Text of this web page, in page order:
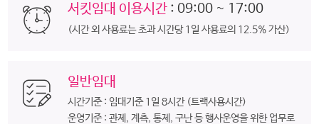
서킷임대 이용시간 : 09:00 ~ 17:00
(시간 외 사용료는 초과 시간당 1일 사용료의 12.5% 가산)
일반임대
시간기준 : 임대기준 1일 8시간 (트랙사용시간)
운영기준 :관제, 계측, 통제, 구난 등 행사운영을 위한 업무로